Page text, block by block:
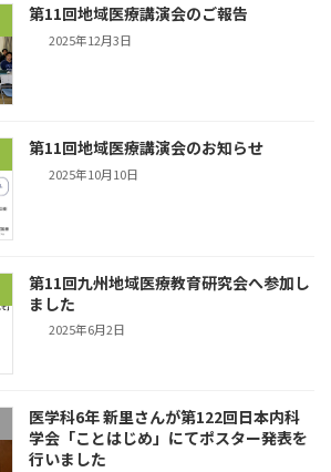
第11回地域医療講演会のご報告
2025年12月3日
第11回地域医療講演会のお知らせ
2025年10月10日
第11回九州地域医療教育研究会へ参加し
ました
2025年6月2日
医学科6年 新里さんが第122回日本内科
学会「ことはじめ」にてポスター発表を
行いました